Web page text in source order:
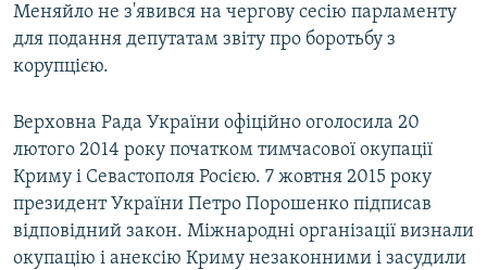
Меняйло не з'явився на чергову сесію парламенту
для подання депутатам звіту про боротьбу з
корупцією.
Верховна Рада України офіційно оголосила 20
лютого 2014 року початком тимчасової окупації
Криму і Севастополя Росією. 7 жовтня 2015 року
президент України Петро Порошенко підписав
відповідний закон. Міжнародні організації визнали
окупацію і анексію Криму незаконними і засудили